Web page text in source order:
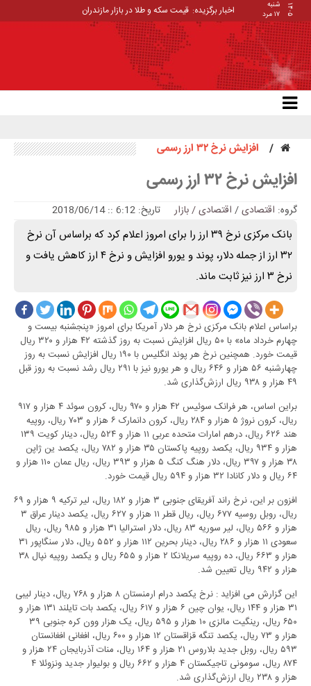
۱۴۰۵
شنبه
۱۷ مرد
اخبار برگزیده: قیمت سکه و طلا در بازار مازندران
افزایش نرخ ۳۲ ارز رسمی
افزایش نرخ ۳۲ ارز رسمی
گروه: اقتصادی/ اقتصادی / بازار تاریخ: 6:12 :: 2018/06/14
بانک مرکزی نرخ ۳۹ ارز را برای امروز اعلام کرد که براساس آن نرخ
۳۲ ارز از جمله دلار، پوند و یورو افزایش و نرخ ۴ ارز کاهش یافت و
نرخ ۳ ارز نیز ثابت ماند.
براساس اعلام بانک مرکزی نرخ هر دلار آمریکا برای امروز «پنجشنبه بیست و
چهارم خرداد ماه» با ۵۰ ریال افزایش نسبت به روز گذشته ۴۲ هزار و ۳۲۰ ریال
قیمت خورد. همچنین نرخ هر پوند انگلیس با ۱۹۰ ریال افزایش نسبت به روز
چهارشنبه ۵۶ هزار و ۶۴۶ ریال و هر یورو نیز با ۲۹۱ ریال رشد نسبت به روز قبل
۴۹ هزار و ۹۳۸ ریال ارزش‌گذاری شد.
براین اساس، هر فرانک سوئیس ۴۲ هزار و ۹۷۰ ریال، کرون سوئد ۴ هزار و ۹۱۷
ریال، کرون نروژ ۵ هزار و ۲۸۴ ریال، کرون دانمارک ۶ هزار و ۷۰۳ ریال، روپیه
هند ۶۲۶ ریال، درهم امارات متحده عربی ۱۱ هزار و ۵۲۴ ریال، دینار کویت ۱۳۹
هزار و ۹۳۴ ریال، یکصد روپیه پاکستان ۳۵ هزار و ۷۸۲ ریال، یکصد ین ژاپن
۳۸ هزار و ۳۹۷ ریال، دلار هنگ کنگ ۵ هزار و ۳۹۳ ریال، ریال عمان ۱۱۰ هزار و
۶۴ ریال و دلار کانادا ۳۲ هزار و ۵۹۴ ریال قیمت خورد.
افزون بر این، نرخ راند آفریقای جنوبی ۳ هزار و ۱۸۲ ریال، لیر ترکیه ۹ هزار و ۶۹
ریال، روبل روسیه ۶۷۷ ریال، ریال قطر ۱۱ هزار و ۶۲۷ ریال، یکصد دینار عراق ۳
هزار و ۵۶۶ ریال، لیر سوریه ۸۳ ریال، دلار استرالیا ۳۱ هزار و ۹۸۵ ریال، ریال
سعودی ۱۱ هزار و ۲۸۶ ریال، دینار بحرین ۱۱۲ هزار و ۵۵۲ ریال، دلار سنگاپور ۳۱
هزار و ۶۶۳ ریال، ده روپیه سریلانکا ۲ هزار و ۶۵۵ ریال و یکصد روپیه نپال ۳۸
هزار و ۹۴۲ ریال تعیین شد.
این گزارش می افزاید : نرخ یکصد درام ارمنستان ۸ هزار و ۷۶۸ ریال، دینار لیبی
۳۱ هزار و ۱۴۴ ریال، یوان چین ۶ هزار و ۶۱۷ ریال، یکصد بات تایلند ۱۳۱ هزار و
۶۵۰ ریال، رینگیت مالزی ۱۰ هزار و ۵۹۵ ریال، یک هزار وون کره جنوبی ۳۹
هزار و ۷۳ ریال، یکصد تنگه قزاقستان ۱۲ هزار و ۶۰۰ ریال، افغانی افغانستان
۵۹۳ ریال، روبل جدید بلاروس ۲۱ هزار و ۱۶۴ ریال، منات آذربایجان ۲۴ هزار و
۸۷۴ ریال، سومونی تاجیکستان ۴ هزار و ۶۶۲ ریال و بولیوار جدید ونزوئلا ۴
هزار و ۲۳۸ ریال ارزش‌گذاری شد.